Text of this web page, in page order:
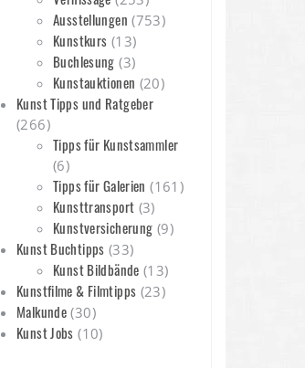
Ausstellungen (753)
Kunstkurs (13)
Buchlesung (3)
Kunstauktionen (20)
Kunst Tipps und Ratgeber
(266)
Tipps für Kunstsammler
(6)
Tipps für Galerien (161)
Kunsttransport (3)
Kunstversicherung (9)
Kunst Buchtipps (33)
Kunst Bildbände (13)
Kunstfilme & Filmtipps (23)
Malkunde (30)
Kunst Jobs (10)